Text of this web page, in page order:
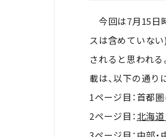
今回は7月15日
スは含めていな
されると思われ
載は、以下の通り
1ページ目：首都
2ページ目：北海道